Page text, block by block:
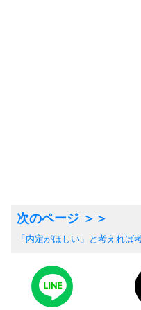
「内定がほしい」と考えれば